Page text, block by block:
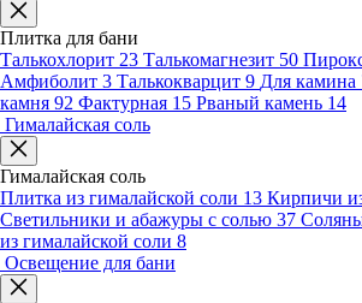
Плитка для бани
Талькохлорит 23 Талькомагнезит 50
Амфиболит 3 Талькокварцит 9 Для камина
камня 92 Фактурная 15 Рваный камень 14
Гималайская соль
Гималайская соль
Плитка из гималайской соли 13 Кирпичи
Светильники и абажуры с солью 37
из гималайской соли 8
Освещение для бани